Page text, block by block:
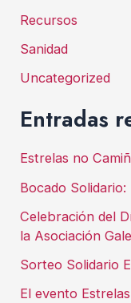
Recursos
Sanidad
Uncategorized
Entradas
Estrelas no
Bocado
Celebración del
la Asociación
Sorteo Solidario
El evento